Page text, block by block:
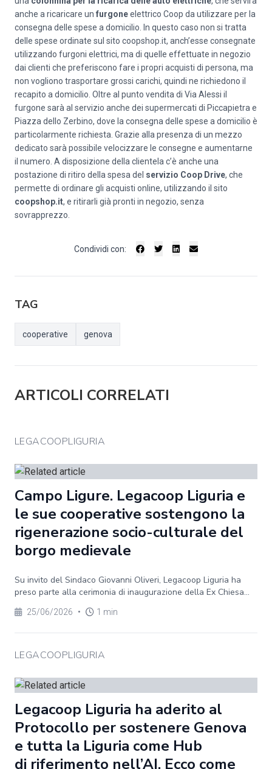
anche a ricaricare un furgoneelettrico Coop da utilizzare per la
consegna delle spese a domicilio. In questo caso non si tratta
delle spese ordinate sul sito coopshop.it, anch’esse consegnate
utilizzando furgoni elettrici, ma di quelle effettuate in negozio
dai clienti che preferiscono fare i propri acquisti di persona, ma
non vogliono trasportare grossi carichi, quindi ne richiedono il
recapito a domicilio. Oltre al punto vendita di Via Alessi il
furgone sarà al servizio anche dei supermercati di Piccapietra e
Piazza dello Zerbino, dove la consegna delle spese a domicilio è
particolarmente richiesta. Grazie alla presenza di un mezzo
dedicato sarà possibile velocizzare le consegne e aumentarne
il numero. A disposizione della clientela c’è anche una
postazione di ritiro della spesa del servizio Coop Drive, che
permette di ordinare gli acquisti online, utilizzando il sito
coopshop.it, e ritirarli già pronti in negozio, senza
sovrapprezzo.
Condividi con:
TAG
cooperative genova
ARTICOLI CORRELATI
LEGACOOPLIGURIA
Campo Ligure. Legacoop Liguria e
le sue cooperative sostengono la
rigenerazione socio-culturale del
borgo medievale
Su invito del Sindaco Giovanni Oliveri, Legacoop Liguria ha
preso parte alla cerimonia di inaugurazione della Ex Chiesa...
25/06/2026 • 1 min
LEGACOOPLIGURIA
Legacoop Liguria ha aderito al
Protocollo per sostenere Genova
e tutta la Liguria come Hub
di riferimento nell’AI. Ecco come